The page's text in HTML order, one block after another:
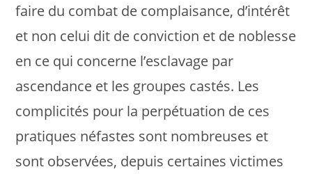
faire du combat de complaisance, d’intérêt
et non celui dit de conviction et de noblesse
en ce qui concerne l’esclavage par
ascendance et les groupes castés. Les
complicités pour la perpétuation de ces
pratiques néfastes sont nombreuses et
sont observées, depuis certaines victimes